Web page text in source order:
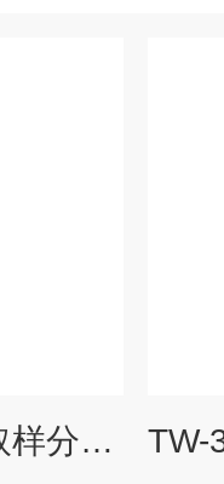
TW-3110系列水汽取样分析装置生产厂家